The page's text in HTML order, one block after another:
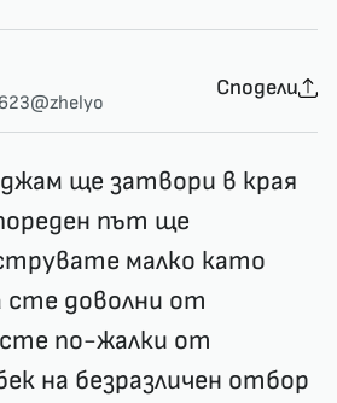
@zhelyo
Сподели
ще затвори в края
път ще
малко като
сте доволни от
по-жалки от
на безразличен отбор